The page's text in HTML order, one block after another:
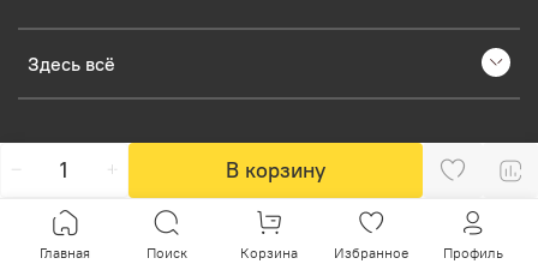
В корзину
Здесь всё
Главная Поиск Корзина Избранное Профиль